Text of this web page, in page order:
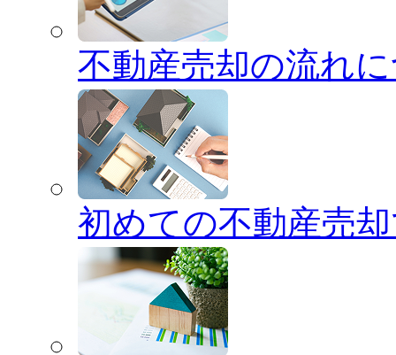
不動産売却の流れ
初めての不動産売